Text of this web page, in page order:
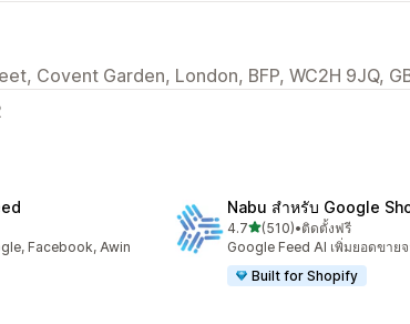
Covent Garden, London, BFP, WC2H 9JQ,
Facebook, Awin
Nabu สำหรับ Google
4.7เต็ม 5 ดาว
(510)
ทั้งหมด 510 รีวิว
•ติดตั้งฟรี
Google Feed AI เพิ่มยอดขาย
Built for Shopify